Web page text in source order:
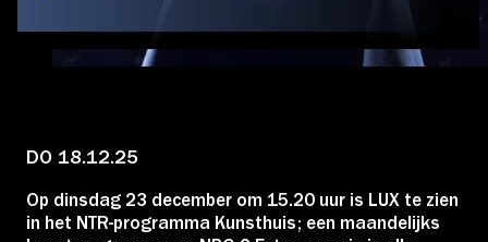
Bezoekersinformatie
Over Stichting LUX
DO 18.12.25
Op dinsdag 23 december om 15.20 uur is LUX te zien
in het NTR-programma Kunsthuis; een maandelijks